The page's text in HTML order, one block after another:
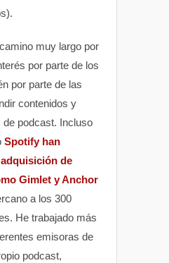
muy largo por
por parte de los
por parte de las
contenidos y
de podcast. Incluso
Spotify han
de
Gimlet y Anchor
a los 300
He trabajado más
emisoras de
podcast,